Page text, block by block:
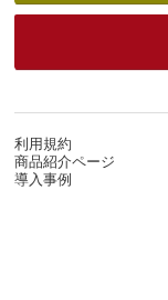
利用規約
商品紹介ページ
導入事例